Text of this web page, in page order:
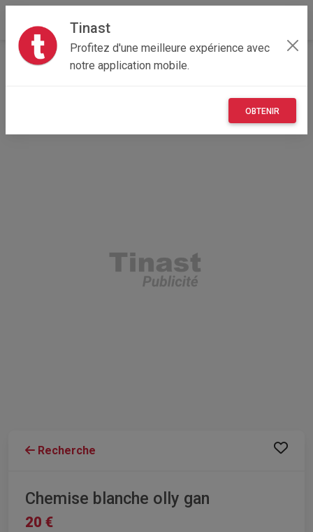
Tinast
Profitez d'une meilleure expérience avec
notre application mobile.
OBTENIR
Accueil
Vêtements et objets personnels
Recherche
Chemise blanche olly gan
20 €